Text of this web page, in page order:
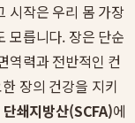
시작은 우리 몸 가장
모릅니다. 장은 단순
역력과 전반적인 컨
장의 건강을 지키
단쇄지방산(SCFA)에